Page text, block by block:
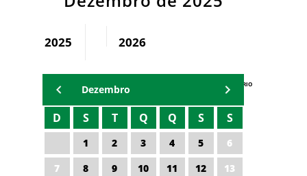
2025 2026
AGENDA DO SECRETÁRIO
Dezembro
D S T Q Q S S
1 2 3 4 5
6
7
8 9 10 11 12
13